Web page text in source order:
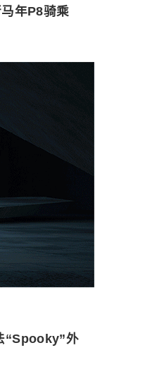
年P8骑乘
“Spooky”外